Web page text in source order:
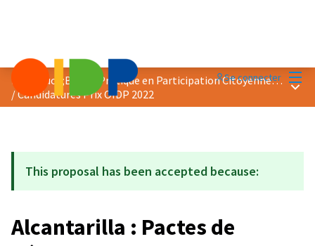
Se connecter
Prix &quot;Bonne Pratique en Participation Citoyenne&quot; 2022
/Candidatures Prix OIDP 2022
This proposal has been accepted because:
Alcantarilla : Pactes de